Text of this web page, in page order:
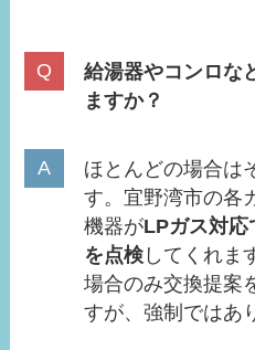
給湯器やコンロな
ますか？
ほとんどの場合は
す。宜野湾市の各
機器がLPガス対応
を点検 してくれま
場合のみ交換提案
すが、強制ではあ